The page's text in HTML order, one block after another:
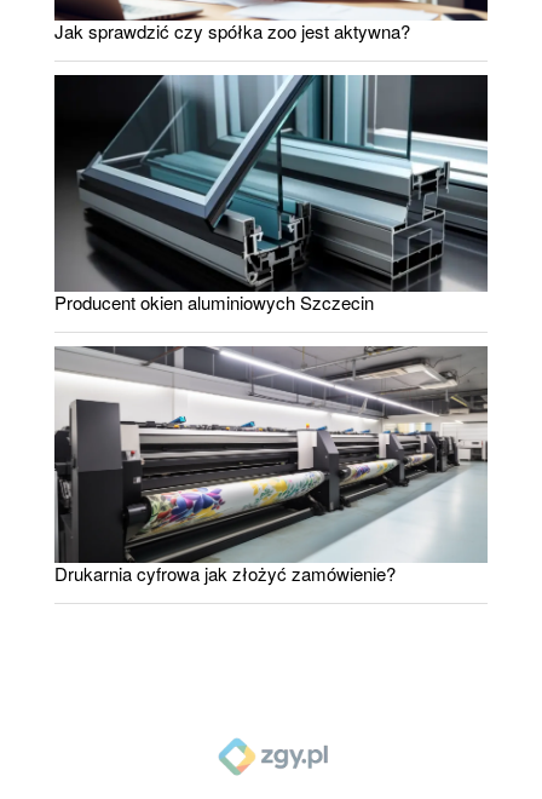
Jak sprawdzić czy spółka zoo jest aktywna?
Producent okien aluminiowych Szczecin
Drukarnia cyfrowa jak złożyć zamówienie?